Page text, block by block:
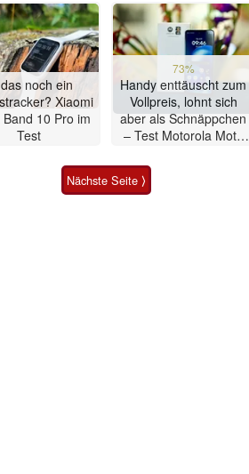
noch ein
Xiaomi
10 Pro im
Test
73%
Handy enttäuscht zum
Vollpreis, lohnt sich
aber als Schnäppchen
– Test Motorola Moto
Nächste Seite ⟩